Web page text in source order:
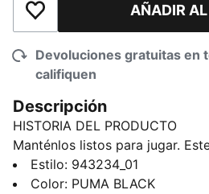
Añadir a la lista de deseos
AÑADIR
Devoluciones gratuitas en
califiquen
Descripción
HISTORIA DEL PRODUCTO
Manténlos listos para jugar.
mezcla de algodón combina un
un corte holgado, lo que lo
Estilo: 943234_01
Color: PUMA BLACK